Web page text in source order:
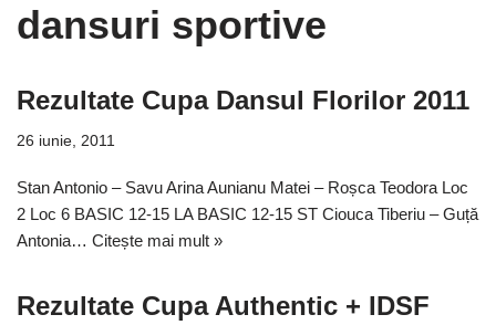
dansuri sportive
Rezultate Cupa Dansul Florilor 2011
26 iunie, 2011
Stan Antonio – Savu Arina Aunianu Matei – Roșca Teodora Loc
2 Loc 6 BASIC 12-15 LA BASIC 12-15 ST Ciouca Tiberiu – Guță
Antonia… Citește mai mult »
Rezultate Cupa Authentic + IDSF